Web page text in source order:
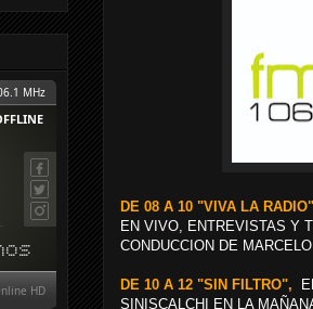
DE 08 A 10 "VIVA LA RADIO"
EN VIVO, ENTREVISTAS Y
CONDUCCION DE
DE 10 A 12 "SIN FILTRO",
SINISCALCHI EN LA